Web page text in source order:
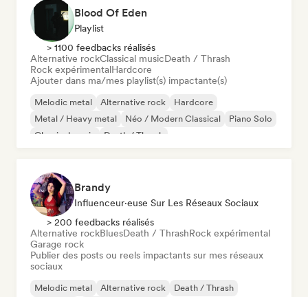
Blood Of Eden
Playlist
> 1100 feedbacks réalisés
Alternative rockClassical musicDeath / Thrash
Rock expérimentalHardcore
Ajouter dans ma/mes playlist(s) impactante(s)
Melodic metal Alternative rock
Hardcore
Metal / Heavy metal
Néo / Modern Classical
Piano Solo
Classical music
Death / Thrash
Brandy
Influenceur·euse Sur Les Réseaux Sociaux
> 200 feedbacks réalisés
Alternative rockBluesDeath / ThrashRock expérimental
Garage rock
Publier des posts ou reels impactants sur mes réseaux
sociaux
Melodic metal Alternative rock
Death / Thrash